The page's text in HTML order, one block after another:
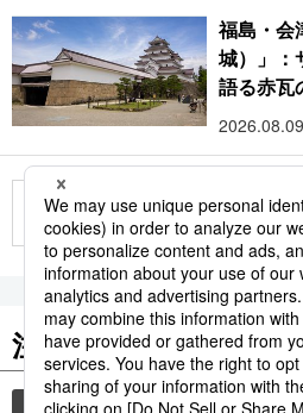
福島・会
城）」：
語る赤瓦
2026.08.09
もっと見る
注目のキーワード
共同通信ニュース 観光